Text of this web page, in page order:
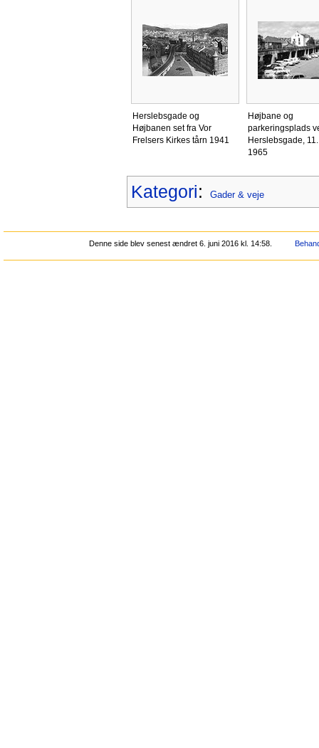
Herslebsgade og
Højbanen set fra Vor
Frelsers Kirkes tårn 1941
Højbane og
parkeringsplads
Herslebsgade,
1965
Kategori: Gader & veje
Denne side blev senest ændret 6. juni 2016 kl. 14:58.